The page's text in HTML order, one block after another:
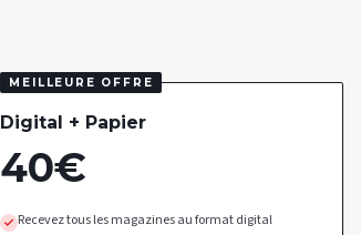
MEILLEURE OFFRE
Digital + Papier
40€
Recevez tous les magazines au format digital